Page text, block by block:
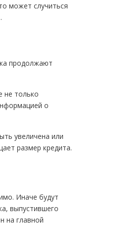
может случиться
продолжают
не только
о
увеличена или
размер кредита.
Иначе будут
выпустившего
на главной